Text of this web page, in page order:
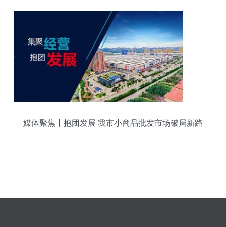
媒体聚焦丨抱团发展 我市小商品批发市场破局新路